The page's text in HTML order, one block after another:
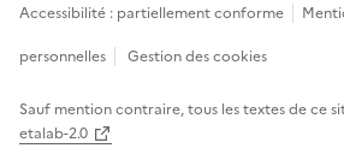
Accessibilité : partiellement conforme
personnelles
Gestion des cookies
Sauf mention contraire, tous les textes de ce
etalab-2.0